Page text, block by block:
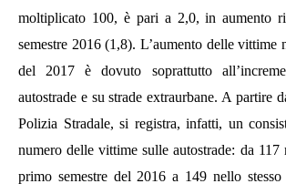
moltiplicato 100, è pari a 2,0, in aumento
semestre 2016 (1,8). L’aumento delle vittime
del 2017 è dovuto soprattutto
autostrade e su strade extraurbane. A partire
Polizia Stradale, si registra, infatti, un
numero delle vittime sulle autostrade: da 117
primo semestre del 2016 a 149 nello